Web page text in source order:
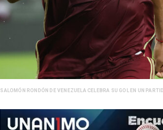
SALOMÓN RONDÓN DE VENEZUELA CELEBRA SU GOL EN UN